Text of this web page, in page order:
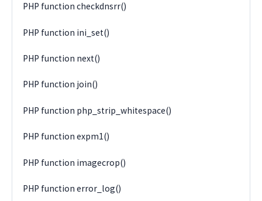
PHP function checkdnsrr()
PHP function ini_set()
PHP function next()
PHP function join()
PHP function php_strip_whitespace()
PHP function expm1()
PHP function imagecrop()
PHP function error_log()